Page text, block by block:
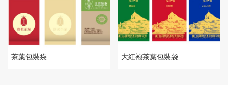
茶葉包裝袋 大紅袍茶葉包裝袋